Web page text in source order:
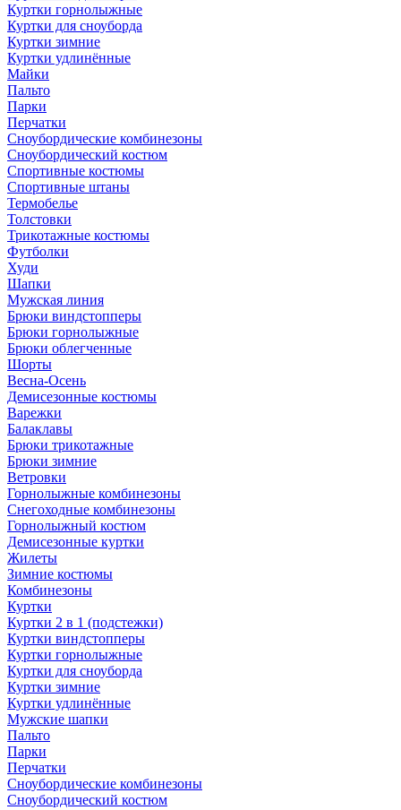
Куртки горнолыжные
Куртки для сноуборда
Куртки зимние
Куртки удлинённые
Майки
Пальто
Парки
Перчатки
Сноубордические комбинезоны
Сноубордический костюм
Спортивные костюмы
Спортивные штаны
Термобелье
Толстовки
Трикотажные костюмы
Футболки
Худи
Шапки
Мужская линия
Брюки виндстопперы
Брюки горнолыжные
Брюки облегченные
Шорты
Весна-Осень
Демисезонные костюмы
Варежки
Балаклавы
Брюки трикотажные
Брюки зимние
Ветровки
Горнолыжные комбинезоны
Снегоходные комбинезоны
Горнолыжный костюм
Демисезонные куртки
Жилеты
Зимние костюмы
Комбинезоны
Куртки
Куртки 2 в 1 (подстежки)
Куртки виндстопперы
Куртки горнолыжные
Куртки для сноуборда
Куртки зимние
Куртки удлинённые
Мужские шапки
Пальто
Парки
Перчатки
Сноубордические комбинезоны
Сноубордический костюм